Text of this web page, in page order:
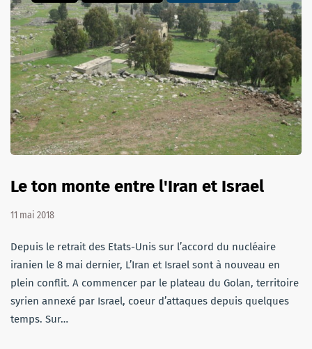
Le ton monte entre l'Iran et Israel
11 mai 2018
Depuis le retrait des Etats-Unis sur l’accord du nucléaire
iranien le 8 mai dernier, L’Iran et Israel sont à nouveau en
plein conflit. A commencer par le plateau du Golan, territoire
syrien annexé par Israel, coeur d’attaques depuis quelques
temps. Sur…